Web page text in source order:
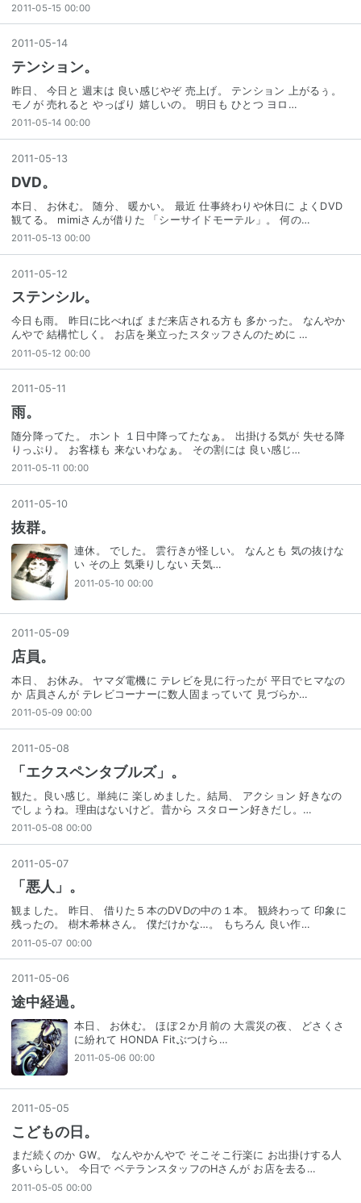
2011-05-15 00:00
2011 -05-14
テンション。
昨日、 今日と 週末は 良い感じやぞ 売上げ。 テンション 上がるぅ。
モノが 売れると やっぱり 嬉しいの。 明日も ひとつ ヨロ…
2011-05-14 00:00
2011 -05-13
DVD。
本日、 お休む。 随分、 暖かい。 最近 仕事終わりや休日に よくDVD
観てる。 mimiさんが借りた 「シーサイドモーテル」。 何の…
2011-05-13 00:00
2011-05-12
ステンシル。
今日も雨。 昨日に比べれば まだ来店される方も 多かった。 なんやか
んやで 結構忙しく。 お店を巣立ったスタッフさんのために …
2011-05-12 00:00
2011 -05-11
雨。
随分降ってた。 ホント １日中降ってたなぁ。 出掛ける気が 失せる降
りっぷり。 お客様も 来ないわなぁ。 その割には 良い感じ…
2011-05-11 00:00
2011 -05-10
抜群。
連休。 でした。 雲行きが怪しい。 なんとも 気の抜けな
い その上 気乗りしない 天気…
2011-05-10 00:00
2011 -05-09
店員。
本日、 お休み。 ヤマダ電機に テレビを見に行ったが 平日でヒマなの
か 店員さんが テレビコーナーに数人固まっていて 見づらか…
2011-05-09 00:00
2011 -05-08
「エクスペンタブルズ」。
観た。良い感じ。単純に 楽しめました。結局、 アクション 好きなの
でしょうね。理由はないけど。昔から スタローン好きだし。…
2011-05-08 00:00
2011-05-07
「悪人」。
観ました。 昨日、 借りた５本のDVDの中の１本。 観終わって 印象に
残ったの。 樹木希林さん。 僕だけかな…。 もちろん 良い作…
2011-05-07 00:00
2011 -05-06
途中経過。
本日、 お休む。 ほぼ２か月前の 大震災の夜、 どさくさ
に紛れて HONDA Fitぶつけら…
2011-05-06 00:00
2011 -05-05
こどもの日。
まだ続くのか GW。 なんやかんやで そこそこ行楽に お出掛けする人
多いらしい。 今日で ベテランスタッフのHさんが お店を去る…
2011-05-05 00:00